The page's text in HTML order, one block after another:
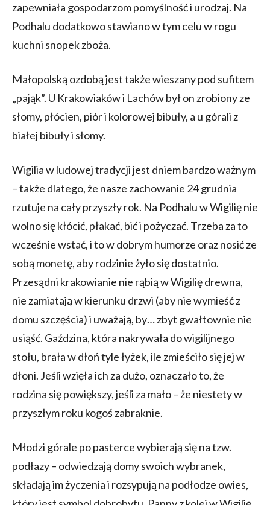
zapewniała gospodarzom pomyślność i urodzaj. Na
Podhalu dodatkowo stawiano w tym celu w rogu
kuchni snopek zboża.
Małopolską ozdobą jest także wieszany pod sufitem
„pająk”. U Krakowiaków i Lachów był on zrobiony ze
słomy, płócien, piór i kolorowej bibuły, a u górali z
białej bibuły i słomy.
Wigilia w ludowej tradycji jest dniem bardzo ważnym
– także dlatego, że nasze zachowanie 24 grudnia
rzutuje na cały przyszły rok. Na Podhalu w Wigilię nie
wolno się kłócić, płakać, bić i pożyczać. Trzeba za to
wcześnie wstać, i to w dobrym humorze oraz nosić ze
sobą monetę, aby rodzinie żyło się dostatnio.
Przesądni krakowianie nie rąbią w Wigilię drewna,
nie zamiatają w kierunku drzwi (aby nie wymieść z
domu szczęścia) i uważają, by… zbyt gwałtownie nie
usiąść. Gaździna, która nakrywała do wigilijnego
stołu, brała w dłoń tyle łyżek, ile zmieściło się jej w
dłoni. Jeśli wzięła ich za dużo, oznaczało to, że
rodzina się powiększy, jeśli za mało – że niestety w
przyszłym roku kogoś zabraknie.
Młodzi górale po pasterce wybierają się na tzw.
podłazy – odwiedzają domy swoich wybranek,
składają im życzenia i rozsypują na podłodze owies,